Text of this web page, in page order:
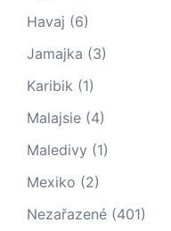
Havaj (6)
Jamajka (3)
Karibik (1)
Malajsie (4)
Maledivy (1)
Mexiko (2)
Nezařazené (401)